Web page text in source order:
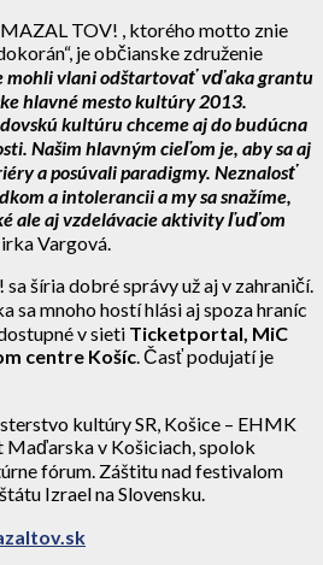
TOV! , ktorého motto znie
je občianske združenie
mohli vlani odštartovať vďaka grantu
hlavné mesto kultúry 2013.
kultúru chceme aj do budúcna
Našim hlavným cieľom je, aby sa aj
a posúvali paradigmy. Neznalosť
a intolerancii a my sa snažíme,
ale aj vzdelávacie aktivity ľuďom
Vargová.
šíria dobré správy už aj v zahraničí.
sa mnoho hostí hlási aj spoza hraníc
v sieti Ticketportal, MiC
centre Košíc . Časť podujatí je
kultúry SR, Košice – EHMK
Maďarska v Košiciach, spolok
fórum. Záštitu nad festivalom
Izrael na Slovensku.